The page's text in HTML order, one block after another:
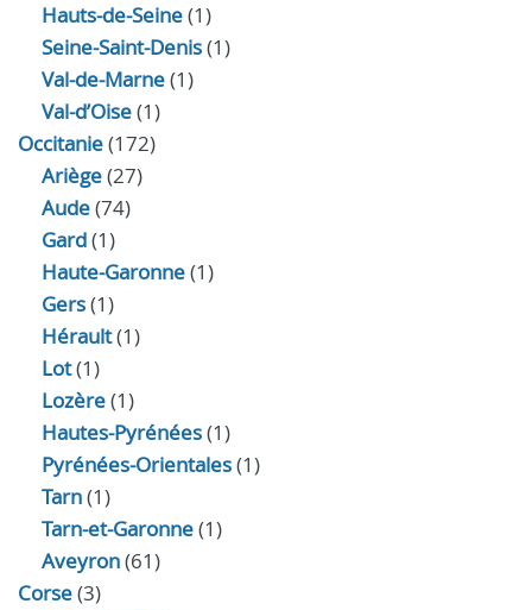
Hauts-de-Seine(1)
Seine-Saint-Denis(1)
Val-de-Marne(1)
Val-d’Oise(1)
Occitanie(172)
Ariège(27)
Aude(74)
Gard(1)
Haute-Garonne(1)
Gers(1)
Hérault(1)
Lot(1)
Lozère(1)
Hautes-Pyrénées(1)
Pyrénées-Orientales(1)
Tarn(1)
Tarn-et-Garonne(1)
Aveyron(61)
Corse(3)